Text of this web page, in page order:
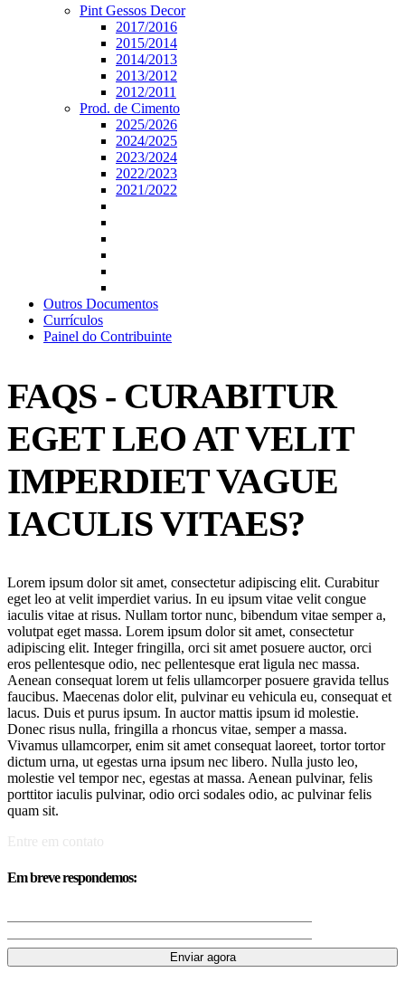
Pint Gessos Decor
2017/2016
2015/2014
2014/2013
2013/2012
2012/2011
Prod. de Cimento
2025/2026
2024/2025
2023/2024
2022/2023
2021/2022
Outros Documentos
Currículos
Painel do Contribuinte
FAQS - CURABITUR
EGET LEO AT VELIT
IMPERDIET VAGUE
IACULIS VITAES?
Lorem ipsum dolor sit amet, consectetur adipiscing elit. Curabitur
eget leo at velit imperdiet varius. In eu ipsum vitae velit congue
iaculis vitae at risus. Nullam tortor nunc, bibendum vitae semper a,
volutpat eget massa. Lorem ipsum dolor sit amet, consectetur
adipiscing elit. Integer fringilla, orci sit amet posuere auctor, orci
eros pellentesque odio, nec pellentesque erat ligula nec massa.
Aenean consequat lorem ut felis ullamcorper posuere gravida tellus
faucibus. Maecenas dolor elit, pulvinar eu vehicula eu, consequat et
lacus. Duis et purus ipsum. In auctor mattis ipsum id molestie.
Donec risus nulla, fringilla a rhoncus vitae, semper a massa.
Vivamus ullamcorper, enim sit amet consequat laoreet, tortor tortor
dictum urna, ut egestas urna ipsum nec libero. Nulla justo leo,
molestie vel tempor nec, egestas at massa. Aenean pulvinar, felis
porttitor iaculis pulvinar, odio orci sodales odio, ac pulvinar felis
quam sit.
Entre em contato
Em breve respondemos: